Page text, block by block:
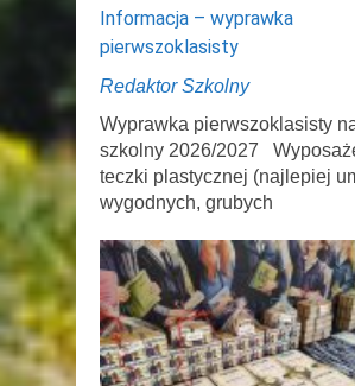
Informacja – wyprawka
pierwszoklasisty
Redaktor Szkolny
Wyprawka pierwszoklasisty
szkolny 2026/2027
teczki plastycznej (najlepiej
wygodnych, grubych